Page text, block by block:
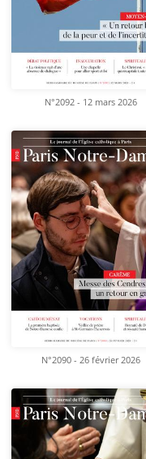
N°2092 - 12 mars 2026
N°2090 - 26 février 2026